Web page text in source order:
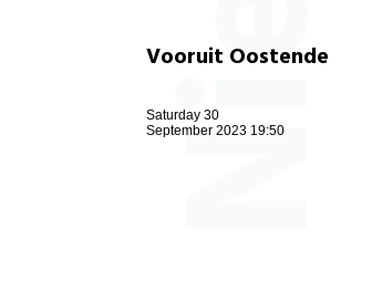
Vooruit Oostende
Saturday 30
September 2023 19:50